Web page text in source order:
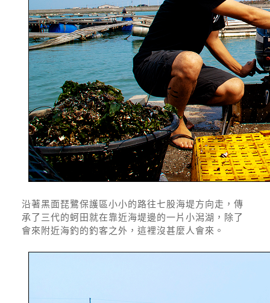
沿著黑面琵鷺保護區小小的路往七股海堤方向走，傳
承了三代的蚵田就在靠近海堤邊的一片小潟湖，除了
會來附近海釣的釣客之外，這裡沒甚麼人會來。